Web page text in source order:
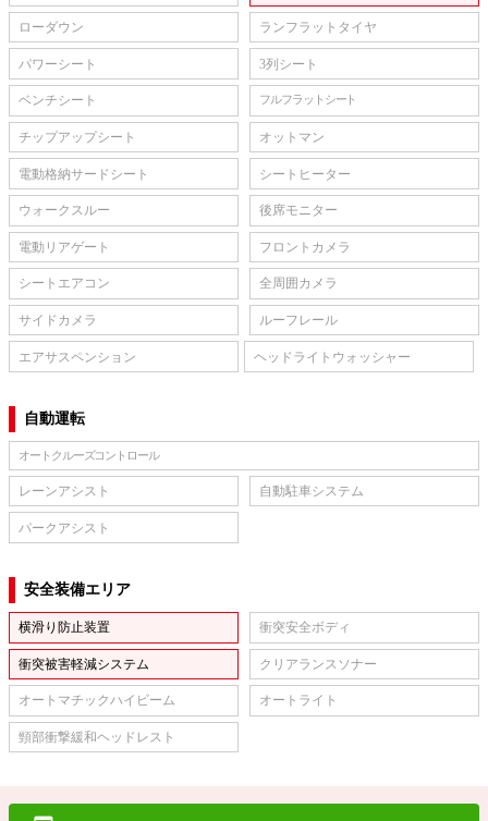
ローダウン ランフラットタイヤ
パワーシート 3列シート
ベンチシート フルフラットシート
チップアップシート オットマン
電動格納サードシート シートヒーター
ウォークスルー 後席モニター
電動リアゲート フロントカメラ
シートエアコン 全周囲カメラ
サイドカメラ ルーフレール
エアサスペンション ヘッドライトウォッシャー
自動運転
オートクルーズコントロール
レーンアシスト 自動駐車システム
パークアシスト
安全装備エリア
横滑り防止装置 衝突安全ボディ
衝突被害軽減システム クリアランスソナー
オートマチックハイビーム オートライト
頸部衝撃緩和ヘッドレスト